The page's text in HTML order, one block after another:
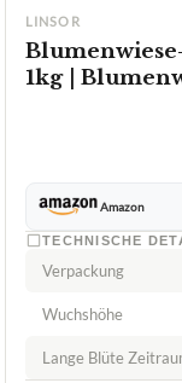
LINSOR
1kg |
Amazon
TECHNISCHE
Verpackung
Wuchshöhe
Lange Blüte